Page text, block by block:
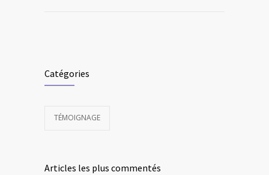
Catégories
TÉMOIGNAGE
Articles les plus commentés